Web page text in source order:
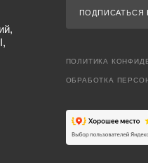
ПОДПИСАТЬСЯ
ПОЛИТИКА
ОБРАБОТКА